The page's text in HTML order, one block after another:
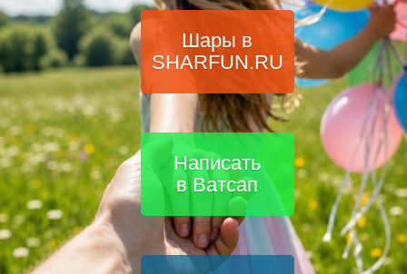
Шары в
SHARFUN.RU
Написать
в Ватсап